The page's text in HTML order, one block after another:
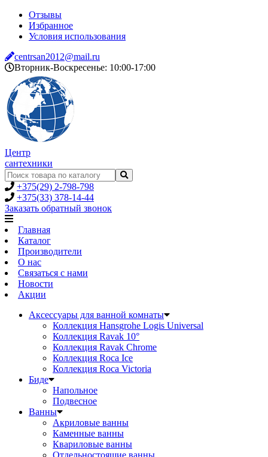
Отзывы
Избранное
Условия использования
centrsan2012@mail.ru
Вторник-Воскресенье: 10:00-17:00
Центр
сантехники
+375(29) 2-798-798
+375(33) 378-14-44
Заказать обратный звонок
Главная
Каталог
Производители
О нас
Связаться с нами
Новости
Акции
Аксессуары для ванной комнаты
Коллекция Hansgrohe Logis Universal
Коллекция Ravak 10°
Коллекция Ravak Chrome
Коллекция Roca Ice
Коллекция Roca Victoria
Биде
Напольное
Подвесное
Ванны
Акриловые ванны
Каменные ванны
Квариловые ванны
Отдельностоящие ванны